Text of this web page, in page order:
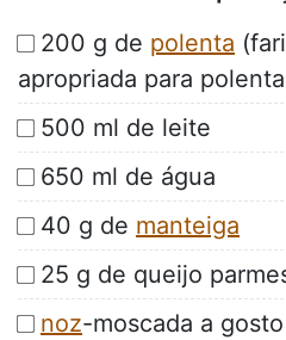
200 g de polenta
apropriada para
500 ml de leite
650 ml de água
40 g de manteiga
25 g de queijo
noz-moscada a gosto